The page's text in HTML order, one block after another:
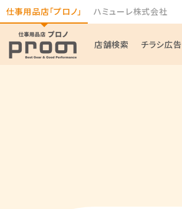
仕事用品店「プロノ」 ハミューレ株式会社
店舗検索 チラシ広告